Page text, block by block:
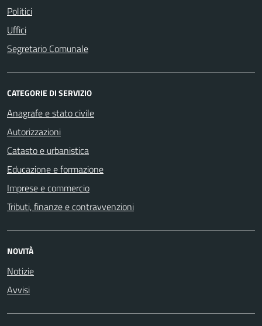
Politici
Uffici
Segretario Comunale
CATEGORIE DI SERVIZIO
Anagrafe e stato civile
Autorizzazioni
Catasto e urbanistica
Educazione e formazione
Imprese e commercio
Tributi, finanze e contravvenzioni
NOVITÀ
Notizie
Avvisi